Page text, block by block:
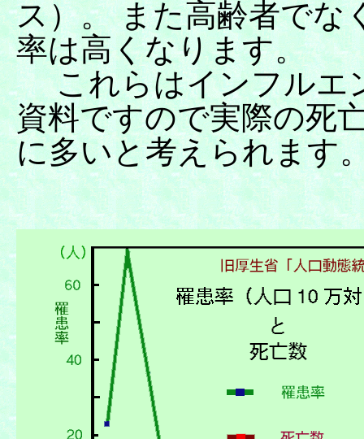
ス）。 また高齢者でな
率は高くなります。
これらはインフルエ
資料ですので実際の死
に多いと考えられます